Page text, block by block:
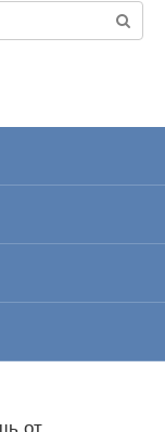
от